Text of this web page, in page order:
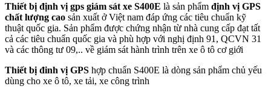
Thiết bị định vị gps giám sát xe S400E là sản phẩm định vị GPS
chất lượng cao sản xuất ở Việt nam đáp ứng các tiêu chuẩn kỹ
thuật quốc gia. Sản phẩm được chứng nhận từ nhà cung cấp đạt tất
cả các tiêu chuẩn quốc gia và phù hợp với nghị định 91, QCVN 31
và các thông tư 09,.. về giám sát hành trình trên xe ô tô cơ giới
Thiết bị đinh vị GPS hợp chuẩn S400E là dòng sản phẩm chủ yếu
dùng cho xe ô tô, xe tải, xe công trình